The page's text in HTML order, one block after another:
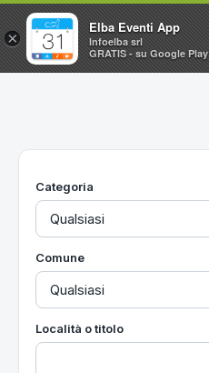
Home
Utilità
Categoria
Comune
Località o titolo
×
Elba Eventi App
Infoelba srl
GRATIS - su Google Play